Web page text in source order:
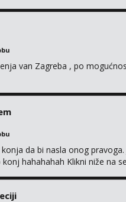
van Zagreba , po
da bi nasla onog
hahahahah Klikni niže na